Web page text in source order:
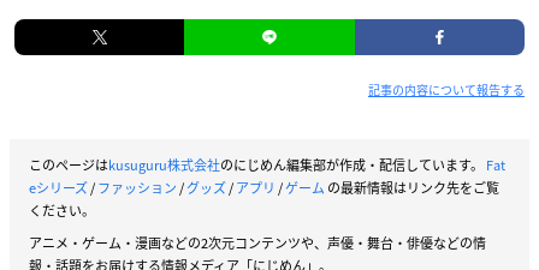
記事の内容について報告する
このページはkusuguru株式会社のにじめん編集部が作成・配信しています。 Fat
eシリーズ/ファッション/グッズ/アプリ /ゲーム の最新情報はリンク先をご覧
ください。
アニメ・ゲーム・漫画などの2次元コンテンツや、声優・舞台・俳優などの情
報・話題をお届けする情報メディア「にじめん」。